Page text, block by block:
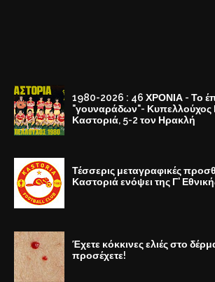
1980-2026 : 46 ΧΡΟΝΙΑ - Το
"γουναράδων"- Κυπελλούχος
Καστοριά, 5-2 τον Ηρακλή
Τέσσερις μεταγραφικές
Καστοριά ενόψει της Γ'
Έχετε κόκκινες ελιές στο
προσέχετε!